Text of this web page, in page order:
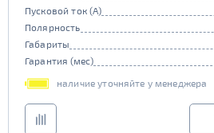
Пусковой ток (А)
Полярность
Габариты
Гарантия (мес)
наличие уточняйте у менеджера